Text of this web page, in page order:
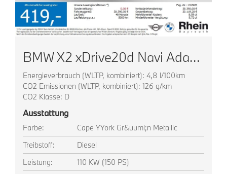
BMW X2 xDrive20d Navi AdapLED ACC HUD Park+ Komfortz
Energieverbrauch (WLTP, kombiniert): 4,8 l/100km
CO2 Emissionen (WLTP, kombiniert): 126 g/km
CO2 Klasse: D
Ausstattung
Farbe:
Cape YYork Gr&uuml;n Metallic
Treibstoff:
Diesel
Leistung:
110 KW (150 PS)